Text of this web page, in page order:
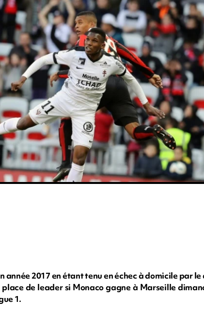
année 2017 en étant tenu en échec à domicile par
de leader si Monaco gagne à Marseille
1.